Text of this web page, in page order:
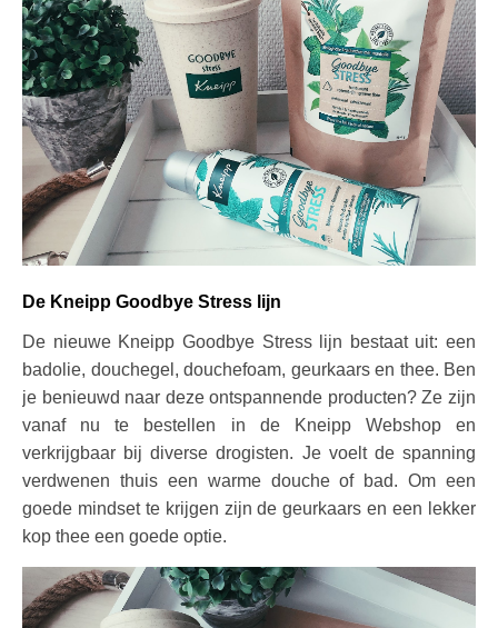
De Kneipp Goodbye Stress lijn
De nieuwe Kneipp Goodbye Stress lijn bestaat uit: een
badolie, douchegel, douchefoam, geurkaars en thee. Ben
je benieuwd naar deze ontspannende producten? Ze zijn
vanaf nu te bestellen in de Kneipp Webshop en
verkrijgbaar bij diverse drogisten. Je voelt de spanning
verdwenen thuis een warme douche of bad. Om een
goede mindset te krijgen zijn de geurkaars en een lekker
kop thee een goede optie.